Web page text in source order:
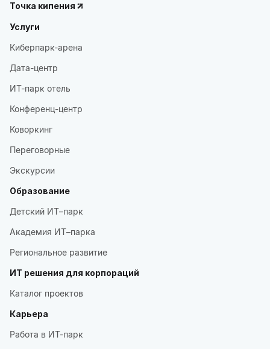
Точка кипения
Услуги
Киберпарк-арена
Дата-центр
ИТ-парк отель
Конференц-центр
Коворкинг
Переговорные
Экскурсии
Образование
Детский ИТ–парк
Академия ИТ–парка
Региональное развитие
ИТ решения для корпораций
Каталог проектов
Карьера
Работа в ИТ-парк